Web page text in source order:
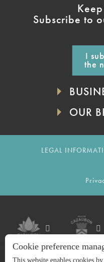
Subscribe to
I
the
OUR
LEGAL
Cookie preference
This website enables cookies